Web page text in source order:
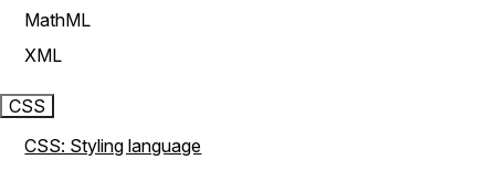
MathML
XML
CSS
CSS: Styling language